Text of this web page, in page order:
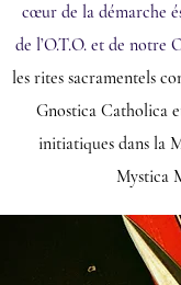
cœur de la démarche
de l’O.T.O. et de notre
les rites sacramentels
Gnostica Catholica
initiatiques dans la
Mystica